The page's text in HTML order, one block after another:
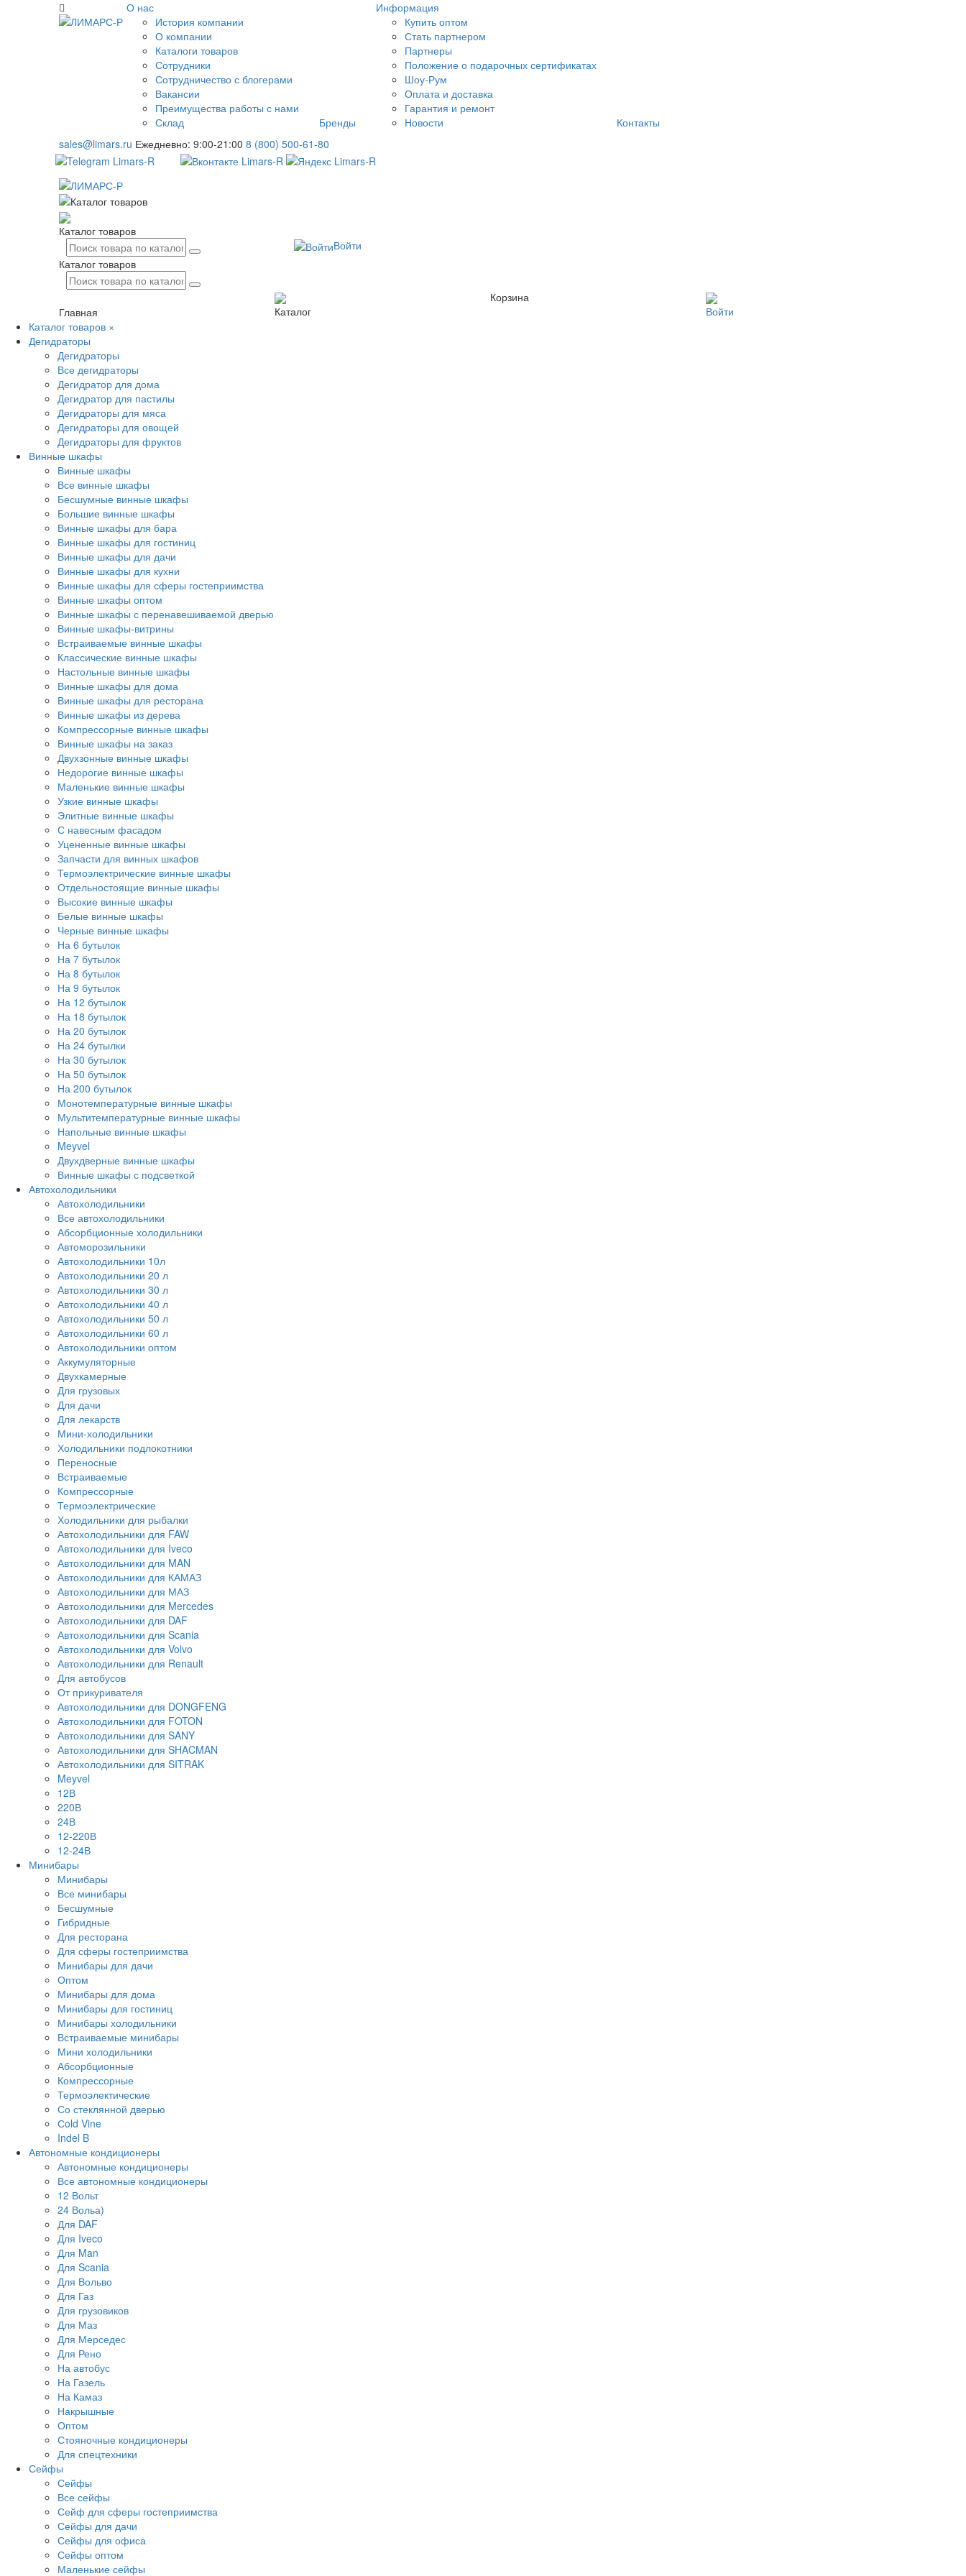
О нас
История компании
О компании
Каталоги товаров
Сотрудники
Сотрудничество с блогерами
Вакансии
Преимущества работы с нами
Склад
Бренды
Информация
Купить оптом
Стать партнером
Партнеры
Положение о подарочных сертификатах
Шоу-Рум
Оплата и доставка
Гарантия и ремонт
Новости
Контакты
sales@limars.ru Ежедневно: 9:00-21:00 8 (800) 500-61-80
Каталог товаров
Войти
Каталог товаров
Главная Каталог
Корзина
Войти
Каталог товаров ×
Дегидраторы
Дегидраторы
Все дегидраторы
Дегидратор для дома
Дегидратор для пастилы
Дегидраторы для мяса
Дегидраторы для овощей
Дегидраторы для фруктов
Винные шкафы
Винные шкафы
Все винные шкафы
Бесшумные винные шкафы
Большие винные шкафы
Винные шкафы для бара
Винные шкафы для гостиниц
Винные шкафы для дачи
Винные шкафы для кухни
Винные шкафы для сферы гостеприимства
Винные шкафы оптом
Винные шкафы с перенавешиваемой дверью
Винные шкафы-витрины
Встраиваемые винные шкафы
Классические винные шкафы
Настольные винные шкафы
Винные шкафы для дома
Винные шкафы для ресторана
Винные шкафы из дерева
Компрессорные винные шкафы
Винные шкафы на заказ
Двухзонные винные шкафы
Недорогие винные шкафы
Маленькие винные шкафы
Узкие винные шкафы
Элитные винные шкафы
С навесным фасадом
Уцененные винные шкафы
Запчасти для винных шкафов
Термоэлектрические винные шкафы
Отдельностоящие винные шкафы
Высокие винные шкафы
Белые винные шкафы
Черные винные шкафы
На 6 бутылок
На 7 бутылок
На 8 бутылок
На 9 бутылок
На 12 бутылок
На 18 бутылок
На 20 бутылок
На 24 бутылки
На 30 бутылок
На 50 бутылок
На 200 бутылок
Монотемпературные винные шкафы
Мультитемпературные винные шкафы
Напольные винные шкафы
Meyvel
Двухдверные винные шкафы
Винные шкафы с подсветкой
Автохолодильники
Автохолодильники
Все автохолодильники
Абсорбционные холодильники
Автоморозильники
Автохолодильники 10л
Автохолодильники 20 л
Автохолодильники 30 л
Автохолодильники 40 л
Автохолодильники 50 л
Автохолодильники 60 л
Автохолодильники оптом
Аккумуляторные
Двухкамерные
Для грузовых
Для дачи
Для лекарств
Мини-холодильники
Холодильники подлокотники
Переносные
Встраиваемые
Компрессорные
Термоэлектрические
Холодильники для рыбалки
Автохолодильники для FAW
Автохолодильники для Iveco
Автохолодильники для MAN
Автохолодильники для КАМАЗ
Автохолодильники для МАЗ
Автохолодильники для Mercedes
Автохолодильники для DAF
Автохолодильники для Scania
Автохолодильники для Volvo
Автохолодильники для Renault
Для автобусов
От прикуривателя
Автохолодильники для DONGFENG
Автохолодильники для FOTON
Автохолодильники для SANY
Автохолодильники для SHACMAN
Автохолодильники для SITRAK
Meyvel
12В
220В
24В
12-220В
12-24В
Минибары
Минибары
Все минибары
Бесшумные
Гибридные
Для ресторана
Для сферы гостеприимства
Минибары для дачи
Оптом
Минибары для дома
Минибары для гостиниц
Минибары холодильники
Встраиваемые минибары
Мини холодильники
Абсорбционные
Компрессорные
Термоэлектические
Со стеклянной дверью
Сold Vine
Indel B
Автономные кондиционеры
Автономные кондиционеры
Все автономные кондиционеры
12 Вольт
24 Вольа)
Для DAF
Для Iveco
Для Man
Для Scania
Для Вольво
Для Газ
Для грузовиков
Для Маз
Для Мерседес
Для Рено
На автобус
На Газель
На Камаз
Накрышные
Оптом
Стояночные кондиционеры
Для спецтехники
Сейфы
Сейфы
Все сейфы
Сейф для сферы гостеприимства
Сейфы для дачи
Сейфы для офиса
Сейфы оптом
Маленькие сейфы